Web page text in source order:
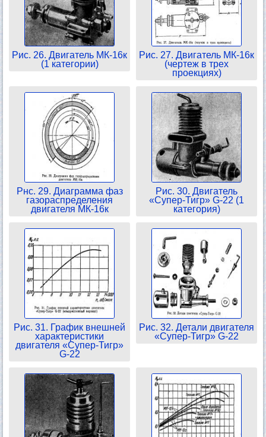
Рис. 26. Двигатель МК-16к
(1 категории)
Рис. 27. Двигатель МК-16к
(чертеж в трех
проекциях)
Рнс. 29. Диаграмма фаз
газораспределения
двигателя МК-16к
Рис. 30. Двигатель
«Супер-Тигр» G-22 (1
категория)
Рис. 31. График внешней
характеристики
двигателя «Супер-Тигр»
G-22
Рис. 32. Детали двигателя
«Супер-Тигр» G-22